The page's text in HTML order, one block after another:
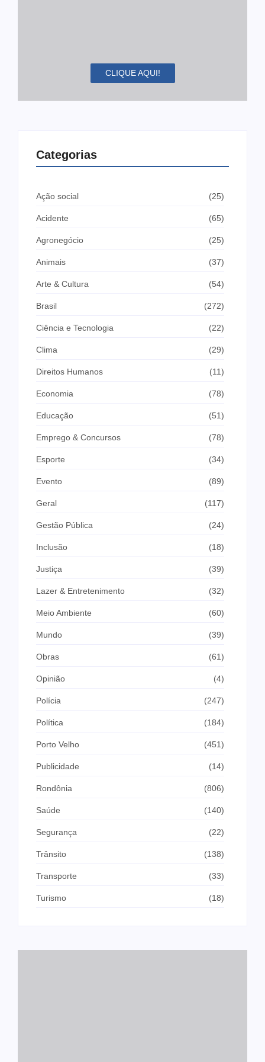
CLIQUE AQUI!
Categorias
Ação social (25)
Acidente (65)
Agronegócio (25)
Animais (37)
Arte & Cultura (54)
Brasil (272)
Ciência e Tecnologia (22)
Clima (29)
Direitos Humanos (11)
Economia (78)
Educação (51)
Emprego & Concursos (78)
Esporte (34)
Evento (89)
Geral (117)
Gestão Pública (24)
Inclusão (18)
Justiça (39)
Lazer & Entretenimento (32)
Meio Ambiente (60)
Mundo (39)
Obras (61)
Opinião (4)
Polícia (247)
Política (184)
Porto Velho (451)
Publicidade (14)
Rondônia (806)
Saúde (140)
Segurança (22)
Trânsito (138)
Transporte (33)
Turismo (18)